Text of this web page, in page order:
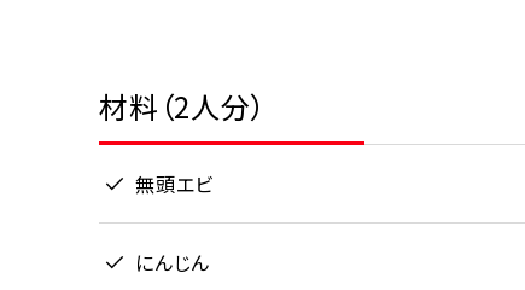
材料（2人分）
無頭エビ
にんじん